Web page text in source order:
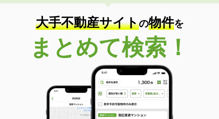
大手不動産サイトの物件を
まとめて検索！